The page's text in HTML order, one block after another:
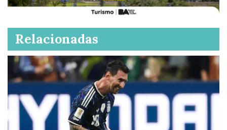
Relacionadas